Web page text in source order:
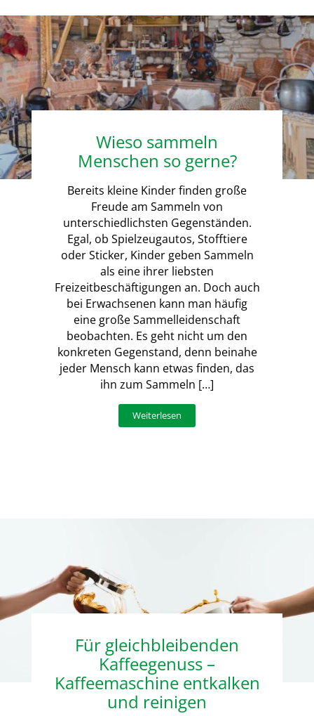
Wieso sammeln
Menschen so gerne?
Bereits kleine Kinder finden große
Freude am Sammeln von
unterschiedlichsten Gegenständen.
Egal, ob Spielzeugautos, Stofftiere
oder Sticker, Kinder geben Sammeln
als eine ihrer liebsten
Freizeitbeschäftigungen an. Doch auch
bei Erwachsenen kann man häufig
eine große Sammelleidenschaft
beobachten. Es geht nicht um den
konkreten Gegenstand, denn beinahe
jeder Mensch kann etwas finden, das
ihn zum Sammeln […]
Weiterlesen
Für gleichbleibenden
Kaffeegenuss –
Kaffeemaschine entkalken
und reinigen